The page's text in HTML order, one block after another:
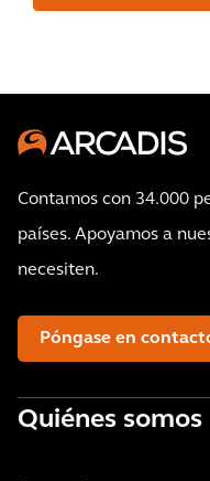
Contamos con 34.000
países. Apoyamos a
necesiten.
Póngase en
Quiénes somos